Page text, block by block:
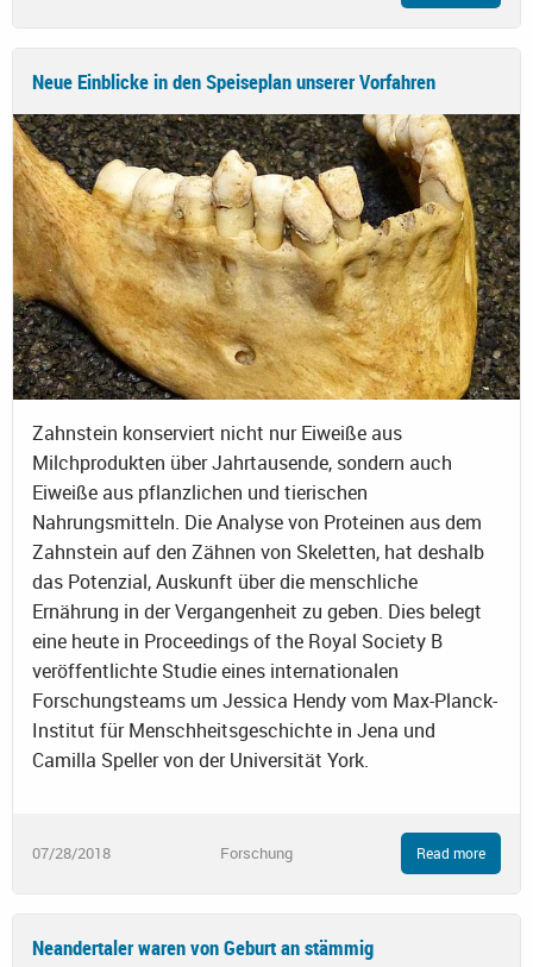
Neue Einblicke in den Speiseplan unserer Vorfahren
Zahnstein konserviert nicht nur Eiweiße aus
Milchprodukten über Jahrtausende, sondern auch
Eiweiße aus pflanzlichen und tierischen
Nahrungsmitteln. Die Analyse von Proteinen aus dem
Zahnstein auf den Zähnen von Skeletten, hat deshalb
das Potenzial, Auskunft über die menschliche
Ernährung in der Vergangenheit zu geben. Dies belegt
eine heute in Proceedings of the Royal Society B
veröffentlichte Studie eines internationalen
Forschungsteams um Jessica Hendy vom Max-Planck-
Institut für Menschheitsgeschichte in Jena und
Camilla Speller von der Universität York.
07/28/2018 Forschung Read more
Neandertaler waren von Geburt an stämmig